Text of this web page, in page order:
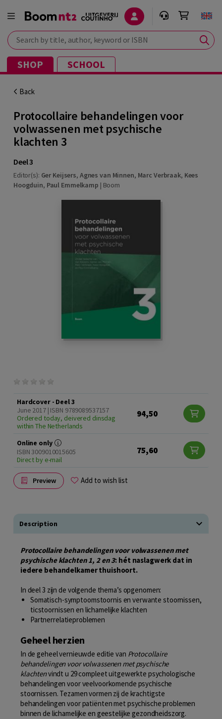
Search by title, author, keyword or ISBN
SHOP SCHOOL
Back
Protocollaire behandelingen voor
volwassenen met psychische
klachten 3
Deel 3
Editor(s): Ger Keijsers, Agnes van Minnen, Marc Verbraak, Kees
Hoogduin, Paul Emmelkamp | Boom
Hardcover - Deel 3
June 2017 | ISBN 9789089537157
Ordered today, deivered dinsdag
within The Netherlands
94,50
Online only
ISBN 3009010015605
Direct by e-mail
75,60
Preview Add to wish list
Description
Protocollaire behandelingen voor volwassenen met
psychische klachten 1, 2 en 3: hét naslagwerk dat in
iedere behandelkamer thuishoort.
In deel 3 zijn de volgende thema’s opgenomen:
Somatisch-symptoomstoornis en verwante stoornissen,
ticstoornissen en lichamelijke klachten
Partnerrelatieproblemen
Geheel herzien
In de geheel vernieuwde editie van Protocollaire
behandelingen voor volwassenen met psychische
klachtenvindt u 29 compleet uitgewerkte psychologische
behandelingen voor veelvoorkomende psychische
stoornissen. Tezamen vormen zij de krachtigste
behandelingen voor patiënten met psychische problemen
binnen de lichamelijke en geestelijke gezondheidszorg.